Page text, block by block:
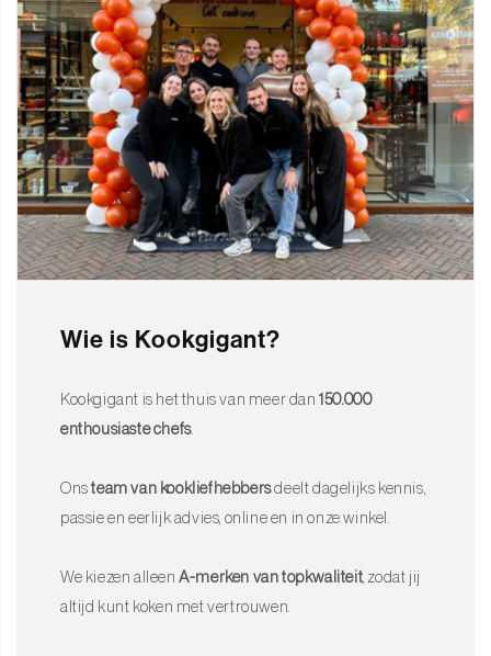
Wie is Kookgigant?
Kookgigant is het thuis van meer dan150.000
enthousiaste chefs.
Onsteam van kookliefhebbersdeelt dagelijks kennis,
passie en eerlijk advies, online en in onze winkel.
We kiezen alleenA-merken van topkwaliteit , zodat jij
altijd kunt koken met vertrouwen.